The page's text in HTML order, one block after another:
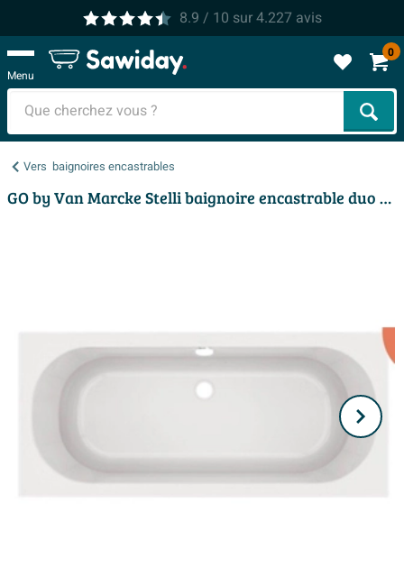
8.9 / 10 sur4.227 avis
Menu
0
Vers baignoires encastrables
GO by Van Marcke Stelli baignoire encastrable duo 190x90x48cm 230L blanc acrylique avec jeu de pieds